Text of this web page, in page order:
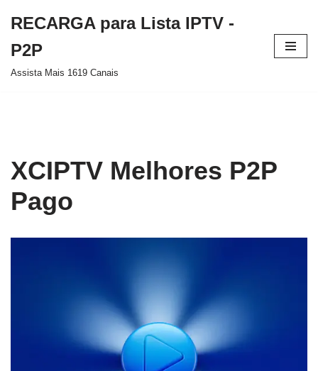
para
o
RECARGA para Lista IPTV -
P2P
Assista Mais 1619 Canais
XCIPTV Melhores P2P
Pago